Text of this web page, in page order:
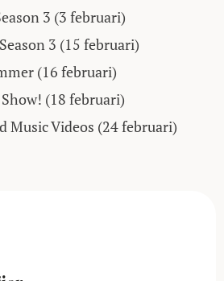
3 (3 februari)
3 (15 februari)
(16 februari)
(18 februari)
Music Videos (24 februari)